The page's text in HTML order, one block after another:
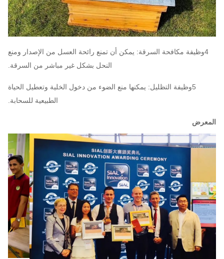
4وظيفة مكافحة السرقة: يمكن أن تمنع رائحة العسل من الإصدار ومنع
النحل بشكل غير مباشر من السرقة.
5وظيفة التظليل: يمكنها منع الضوء من دخول الخلية وتعطيل الحياة
الطبيعية للسحابة.
المعرض